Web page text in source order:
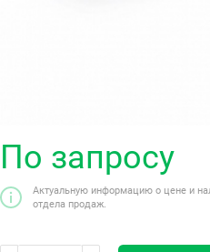
По запросу
Актуальную информацию о цене и
отдела продаж.